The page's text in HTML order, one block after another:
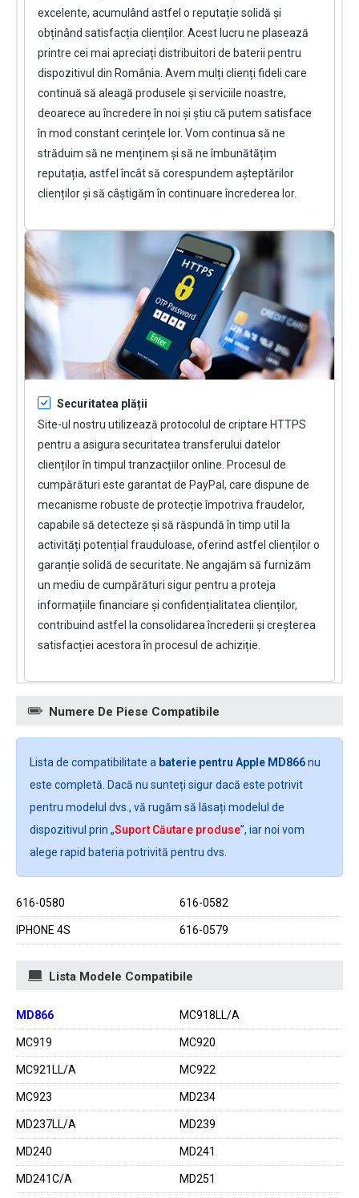
excelente, acumulând astfel o reputație solidă și
obținând satisfacția clienților. Acest lucru ne plasează
printre cei mai apreciați distribuitori de baterii pentru
dispozitivul din România. Avem mulți clienți fideli care
continuă să aleagă produsele și serviciile noastre,
deoarece au încredere în noi și știu că putem satisface
în mod constant cerințele lor. Vom continua să ne
străduim să ne menținem și să ne îmbunătățim
reputația, astfel încât să corespundem așteptărilor
clienților și să câștigăm în continuare încrederea lor.
Securitatea plății
Site-ul nostru utilizează protocolul de criptare HTTPS
pentru a asigura securitatea transferului datelor
clienților în timpul tranzacțiilor online. Procesul de
cumpărături este garantat de PayPal, care dispune de
mecanisme robuste de protecție împotriva fraudelor,
capabile să detecteze și să răspundă în timp util la
activități potențial frauduloase, oferind astfel clienților o
garanție solidă de securitate. Ne angajăm să furnizăm
un mediu de cumpărături sigur pentru a proteja
informațiile financiare și confidențialitatea clienților,
contribuind astfel la consolidarea încrederii și creșterea
satisfacției acestora în procesul de achiziție.
Numere De Piese Compatibile
Lista de compatibilitate a baterie pentru Apple MD866nu
este completă. Dacă nu sunteți sigur dacă este potrivit
pentru modelul dvs., vă rugăm să lăsați modelul de
dispozitivul prin „Suport Căutare produse”, iar noi vom
alege rapid bateria potrivită pentru dvs.
616-0580 616-0582
IPHONE 4S 616-0579
Lista Modele Compatibile
MD866 MC918LL/A
MC919 MC920
MC921LL/A MC922
MC923 MD234
MD237LL/A MD239
MD240 MD241
MD241C/A MD251